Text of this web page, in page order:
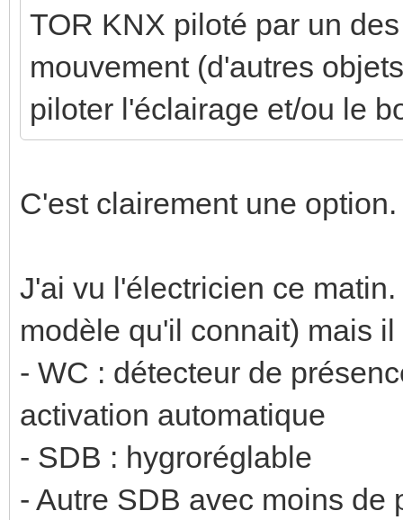
TOR KNX piloté par un
mouvement (d'autres
piloter l'éclairage et/ou le
C'est clairement une option.
J'ai vu l'électricien ce
modèle qu'il connait) mais
- WC : détecteur de
activation automatique
- SDB : hygroréglable
- Autre SDB avec moins de